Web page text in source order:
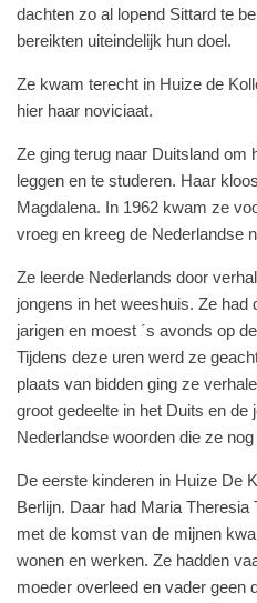
dachten zo al lopend Sittard te
bereikten uiteindelijk hun doel.
Ze kwam terecht in Huize de
hier haar noviciaat.
Ze ging terug naar Duitsland om
leggen en te studeren. Haar
Magdalena. In 1962 kwam ze
vroeg en kreeg de Nederlandse
Ze leerde Nederlands door
jongens in het weeshuis. Ze had
jarigen en moest ´s avonds op
Tijdens deze uren werd ze
plaats van bidden ging ze
groot gedeelte in het Duits en de
Nederlandse woorden die ze
De eerste kinderen in Huize De
Berlijn. Daar had Maria
met de komst van de mijnen
wonen en werken. Ze hadden
moeder overleed en vader geen